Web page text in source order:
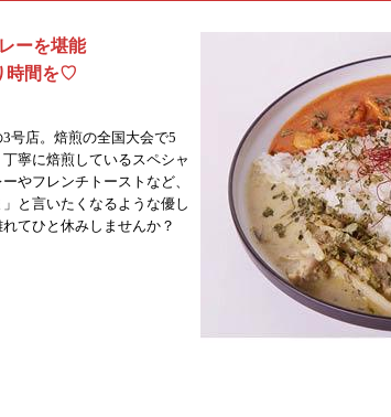
ーを堪能
時間を♡
号店。焙煎の全国大会で5
寧に焙煎しているスペシャ
やフレンチトーストなど、
と言いたくなるような優し
てひと休みしませんか？